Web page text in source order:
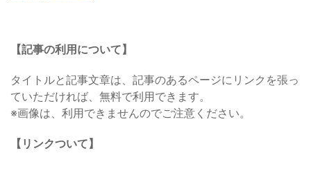
【記事の利用について】
タイトルと記事文章は、記事のあるページにリンクを張っ
ていただければ、無料で利用できます。
※画像は、利用できませんのでご注意ください。
【リンクついて】